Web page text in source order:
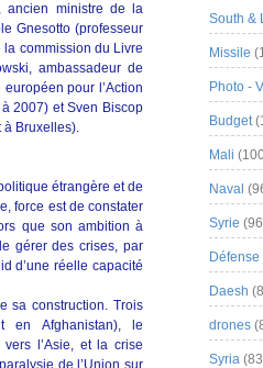
ancien ministre de la
Gnesotto (professeur
commission du Livre
ambassadeur de
pour l’Action
2007) et Sven Biscop
à Bruxelles).
étrangère et de
force est de constater
que son ambition à
gérer des crises, par
d’une réelle capacité
sa construction. Trois
en Afghanistan), le
l’Asie, et la crise
de l’Union sur
South &
Missile
Photo -
Budget
Mali
Naval
Syrie
Daesh
drones
Syria